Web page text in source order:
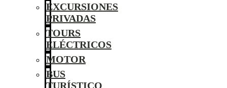
EXCURSIONES
PRIVADAS
TOURS
ELÉCTRICOS
MOTOR
BUS
TURÍSTICO